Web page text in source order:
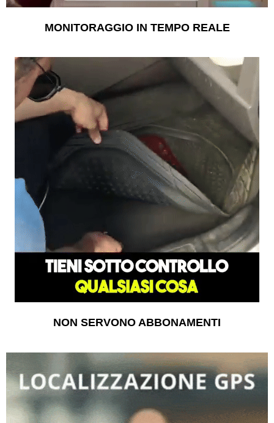
MONITORAGGIO IN TEMPO REALE
NON SERVONO ABBONAMENTI